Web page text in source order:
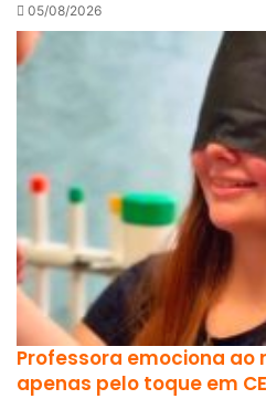
05/08/2026
Professora emociona ao
apenas pelo toque em